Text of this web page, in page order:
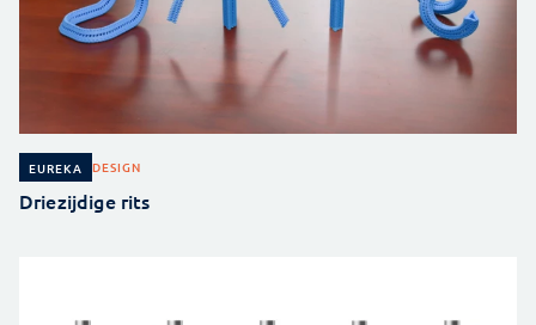
EUREKA DESIGN
Driezijdige rits